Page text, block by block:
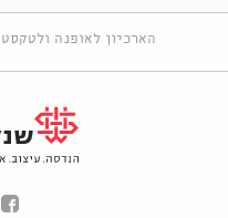
הארכיון לאופנה